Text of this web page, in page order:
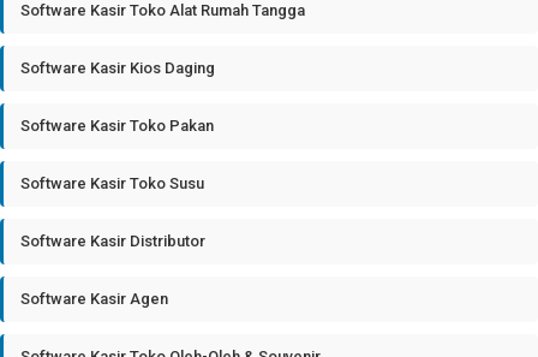
Software Kasir Toko Alat Rumah Tangga
Software Kasir Kios Daging
Software Kasir Toko Pakan
Software Kasir Toko Susu
Software Kasir Distributor
Software Kasir Agen